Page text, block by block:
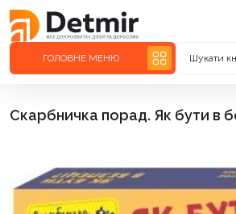
ГОЛОВНЕ МЕНЮ Шукати
Скарбничка порад. Як бути в